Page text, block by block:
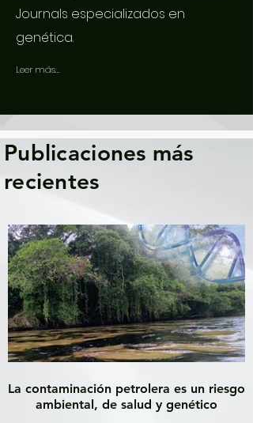
Journals especializados en
genética.
Leer más...
Publicaciones más
recientes
La contaminación petrolera es un riesgo
ambiental, de salud y genético